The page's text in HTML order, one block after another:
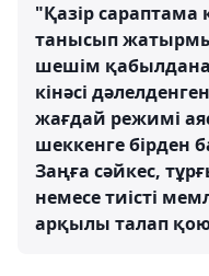
"Қазір
танысып
шешім
кінәсі
жағдай режимі
шеккенге бірден
Заңға сәйкес,
немесе тиісті
арқылы талап